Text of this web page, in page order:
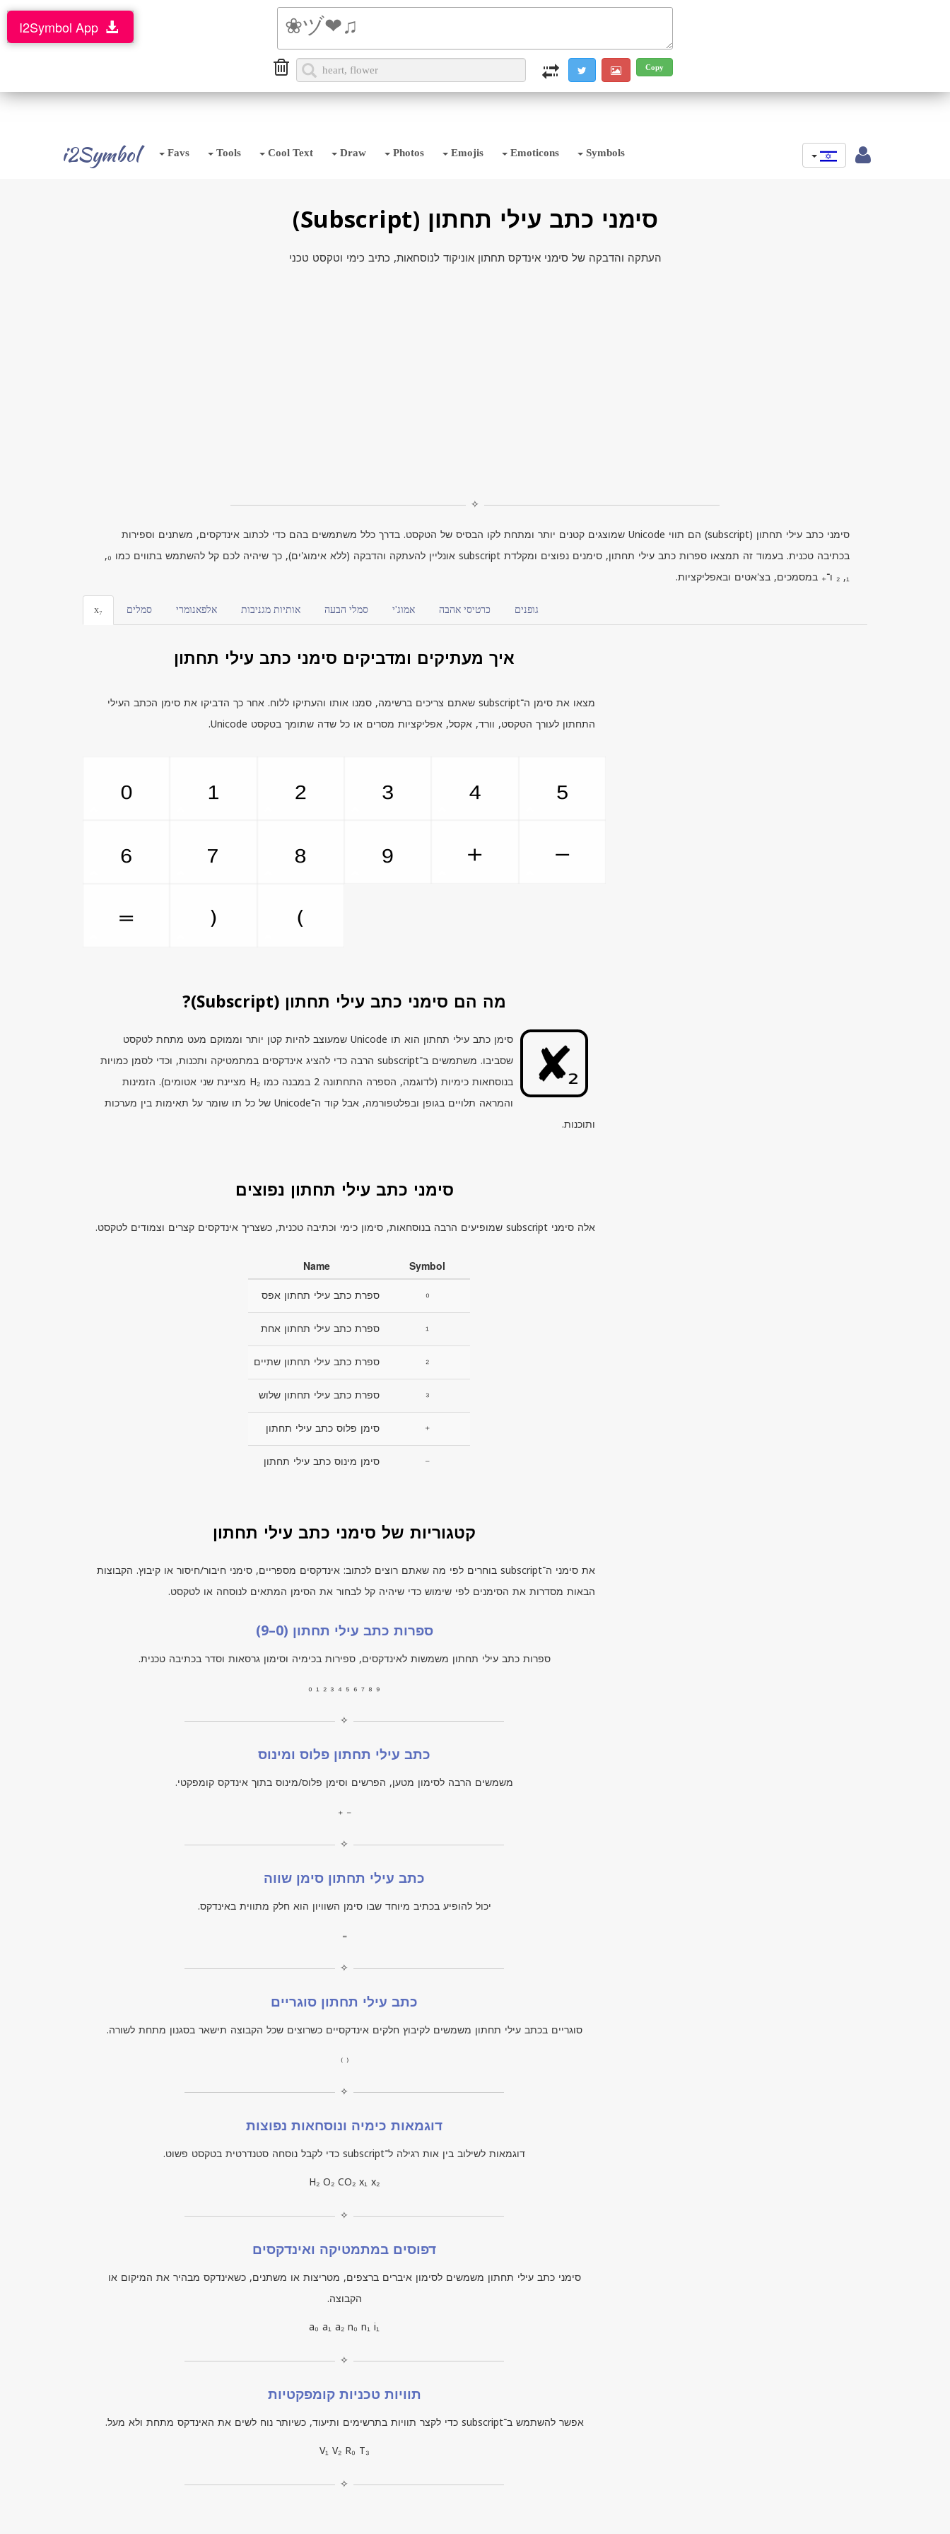
i2Symbol Symbols
Emoticons
Emojis
Photos
Draw
Cool Text
Tools
Favs
סימני כתב עילי תחתון (Subscript)
העתקה והדבקה של סימני אינדקס תחתון אוניקוד לנוסחאות, כתיב כימי וטקסט טכני
✧
סימני כתב עילי תחתון (subscript) הם תווי Unicodeשמוצגים קטנים יותר ומתחת לקו הבסיס של הטקסט. בדרך כלל משתמשים בהם כדי לכתוב אינדקסים, משתנים וספירות
בכתיבה טכנית. בעמוד זה תמצאו ספרות כתב עילי תחתון, סימנים נפוצים ומקלדתsubscript
אונליין להעתקה והדבקה (ללא אימוג'ים), כך שיהיה לכם קל להשתמש בתווים כמו ₀,
₁, ₂ ו־₊ במסמכים, בצ'אטים ובאפליקציות.
x₇ סמלים אלפאנומרי אותיות מגניבות סמלי הבעה אמוג'י כרטיסי אהבה גופנים
איך מעתיקים ומדביקים סימני כתב עילי תחתון
מצאו את סימן ה־subscriptשאתם צריכים ברשימה, סמנו אותו והעתיקו ללוח. אחר כך הדביקו את סימן הכתב העילי
התחתון לעורך הטקסט, וורד, אקסל, אפליקציות מסרים או כל שדה שתומך בטקסט Unicode.
₀ ₁ ₂ ₃ ₄
₅
₆
₇ ₈ ₉ ₊
₋
₌
₍ ₎
מה הם סימני כתב עילי תחתון (Subscript)?
סימן כתב עילי תחתון הוא תו Unicodeשמעוצב להיות קטן יותר וממוקם מעט מתחת לטקסט
שסביבו. משתמשים ב־subscript הרבה כדי להציג אינדקסים במתמטיקה ותכנות, וכדי לסמן כמויות
בנוסחאות כימיות (לדוגמה, הספרה התחתונה 2 במבנה כמו H₂ מציינת שני אטומים). הזמינות
והמראה תלויים בגופן ובפלטפורמה, אבל קוד ה־Unicodeשל כל תו שומר על תאימות בין מערכות
ותוכנות.
סימני כתב עילי תחתון נפוצים
אלה סימני subscriptשמופיעים הרבה בנוסחאות, סימון כימי וכתיבה טכנית, כשצריך אינדקסים קצרים וצמודים לטקסט.
Symbol
Name
₀
ספרת כתב עילי תחתון אפס
₁ ספרת כתב עילי תחתון אחת
₂ ספרת כתב עילי תחתון שתיים
₃ ספרת כתב עילי תחתון שלוש
₊ סימן פלוס כתב עילי תחתון
₋ סימן מינוס כתב עילי תחתון
קטגוריות של סימני כתב עילי תחתון
את סימני ה־subscriptבוחרים לפי מה שאתם רוצים לכתוב: אינדקסים מספריים, סימני חיבור/חיסור או קיבוץ. הקבוצות
הבאות מסדרות את הסימנים לפי שימוש כדי שיהיה קל לבחור את הסימן המתאים לנוסחה או לטקסט.
ספרות כתב עילי תחתון (0–9)
ספרות כתב עילי תחתון משמשות לאינדקסים, ספירות בכימיה וסימון גרסאות וסדר בכתיבה טכנית.
₀ ₁ ₂ ₃ ₄ ₅ ₆ ₇ ₈ ₉
✧
כתב עילי תחתון פלוס ומינוס
משמשים הרבה לסימון מטען, הפרשים וסימן פלוס/מינוס בתוך אינדקס קומפקטי.
₊ ₋
✧
כתב עילי תחתון סימן שווה
יכול להופיע בכתיב מיוחד שבו סימן השוויון הוא חלק מתווית באינדקס.
₌
✧
כתב עילי תחתון סוגריים
סוגריים בכתב עילי תחתון משמשים לקיבוץ חלקים אינדקסיים כשרוצים שכל הקבוצה תישאר בסגנון מתחת לשורה.
₍ ₎
✧
דוגמאות כימיה ונוסחאות נפוצות
דוגמאות לשילוב בין אות רגילה ל־subscriptכדי לקבל נוסחה סטנדרטית בטקסט פשוט.
H₂ O₂ CO₂ x₁ x₂
✧
דפוסים במתמטיקה ואינדקסים
סימני כתב עילי תחתון משמשים לסימון איברים ברצפים, מטריצות או משתנים, כשאינדקס מבהיר את המיקום או
הקבוצה.
a₀ a₁ a₂ n₀ n₁ i₁
✧
תוויות טכניות קומפקטיות
אפשר להשתמש ב־subscriptכדי לקצר תוויות בתרשימים ותיעוד, כשיותר נוח לשים את האינדקס מתחת ולא מעל.
V₁ V₂ R₀ T₃
✧